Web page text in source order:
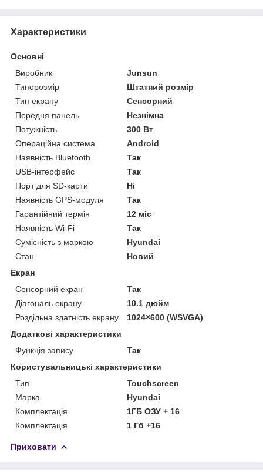
Характеристики
Основні
Виробник
Junsun
Типорозмір
Штатний розмір
Тип екрану
Сенсорний
Передня панель
Незнімна
Потужність
300 Вт
Операційна система
Android
Наявність Bluetooth
Так
USB-інтерфейс
Так
Порт для SD-карти
Ні
Наявність GPS-модуля
Так
Гарантійний термін
12 міс
Наявність Wi-Fi
Так
Сумісність з маркою
Hyundai
Стан
Новий
Екран
Сенсорний екран
Так
Діагональ екрану
10.1 дюйм
Роздільна здатність екрану
1024×600 (WSVGA)
Додаткові характеристики
Функція запису
Так
Користувальницькі характеристики
Тип
Touchscreen
Марка
Hyundai
Комплектація
1ГБ ОЗУ + 16
Комплектація
1 Гб +16
Приховати